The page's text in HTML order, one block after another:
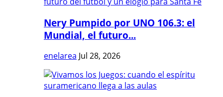
Nery Pumpido por UNO 106.3: el
Mundial, el futuro...
enelarea Jul 28, 2026